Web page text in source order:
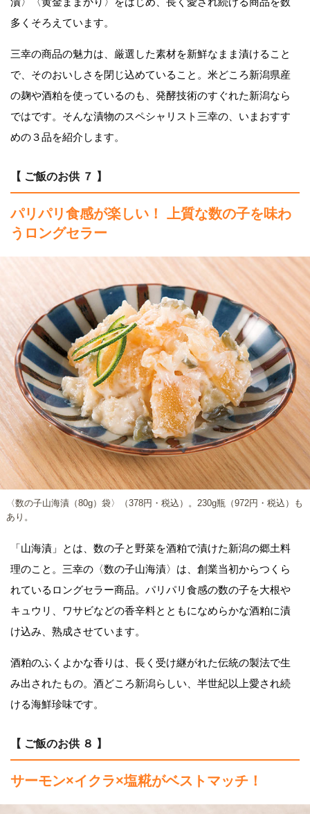
多くそろえています。
三幸の商品の魅力は、厳選した素材を新鮮なまま漬けること
で、そのおいしさを閉じ込めていること。米どころ新潟県産
の麹や酒粕を使っているのも、発酵技術のすぐれた新潟なら
ではです。そんな漬物のスペシャリスト三幸の、いまおすす
めの３品を紹介します。
【 ご飯のお供 ７ 】
パリパリ食感が楽しい！ 上質な数の子を味わ
うロングセラー
〈数の子山海漬（80g）袋〉（378円・税込）。230g瓶（972円・税込）も
あり。
「山海漬」とは、数の子と野菜を酒粕で漬けた新潟の郷土料
理のこと。三幸の〈数の子山海漬〉は、創業当初からつくら
れているロングセラー商品。パリパリ食感の数の子を大根や
キュウリ、ワサビなどの香辛料とともになめらかな酒粕に漬
け込み、熟成させています。
酒粕のふくよかな香りは、長く受け継がれた伝統の製法で生
み出されたもの。酒どころ新潟らしい、半世紀以上愛され続
ける海鮮珍味です。
【 ご飯のお供 ８ 】
サーモン×イクラ×塩糀がベストマッチ！